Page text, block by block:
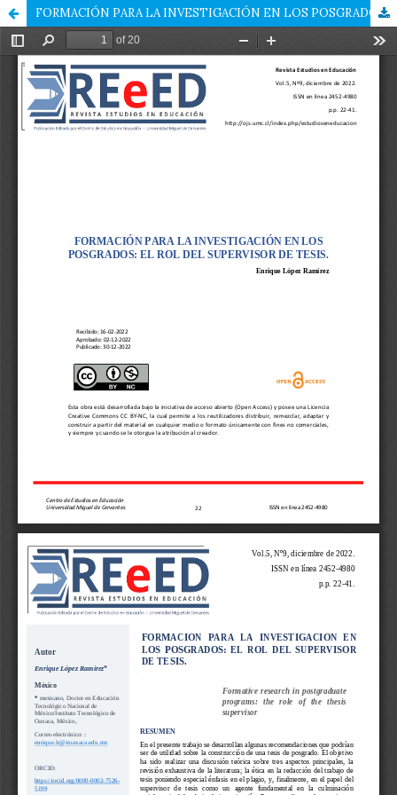
FORMACIÓN PARA LA INVESTIGACIÓN EN LOS POSGRADOS: EL ROL DEL SUPERVISOR DE TESIS.